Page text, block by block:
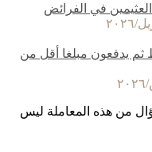
في الفرائض
ثم يدفعون مبلغا أقل من
من هذه المعاملة ليس